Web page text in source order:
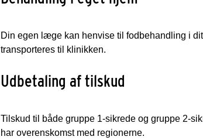
Din egen læge kan henvise til fodbehandling i
transporteres til klinikken.
Udbetaling af tilskud
Tilskud til både gruppe 1-sikrede og gruppe 2-
har overenskomst med regionerne.